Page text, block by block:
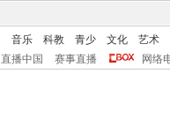
音乐 科教 青少 文化
艺术
直播中国 赛事直播 网络